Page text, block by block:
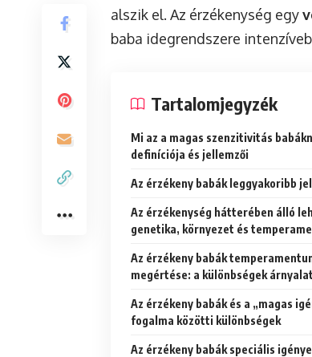
alszik el. Az érzékenység egy
baba idegrendszere
Tartalomjegyzék
Mi az a magas szenzitivitás
definíciója és jellemzői
Az érzékeny babák leggyakoribb
Az érzékenység hátterében álló
genetika, környezet és
Az érzékeny babák
megértése: a különbségek
Az érzékeny babák és a „magas
fogalma közötti különbségek
Az érzékeny babák speciális